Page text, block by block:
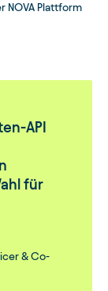
NOVA Plattform
& Co-
API
für